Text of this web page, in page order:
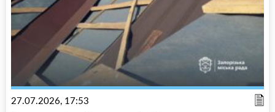
27.07.2026, 17:53